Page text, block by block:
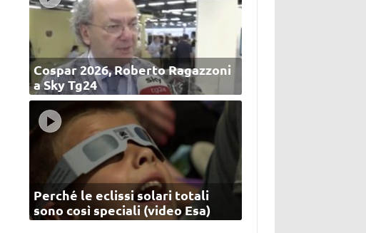
Cospar 2026, Roberto Ragazzoni
a Sky Tg24
Perché le eclissi solari totali
sono così speciali (video Esa)